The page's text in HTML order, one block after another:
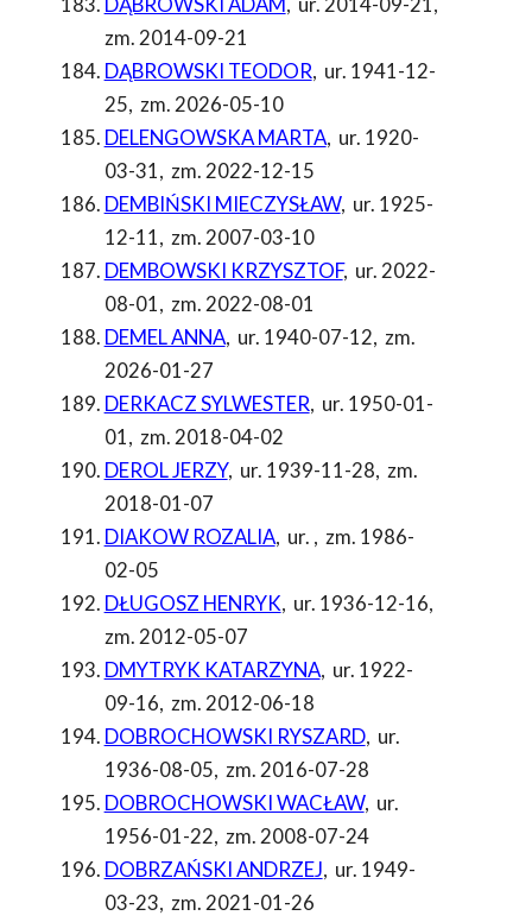
zm. 2014-09-21
DĄBROWSKI TEODOR, ur. 1941-12-
25, zm. 2026-05-10
DELENGOWSKA MARTA, ur. 1920-
03-31, zm. 2022-12-15
DEMBIŃSKI MIECZYSŁAW, ur. 1925-
12-11, zm. 2007-03-10
DEMBOWSKI KRZYSZTOF, ur. 2022-
08-01, zm. 2022-08-01
DEMEL ANNA, ur. 1940-07-12, zm.
2026-01-27
DERKACZ SYLWESTER, ur. 1950-01-
01, zm. 2018-04-02
DEROL JERZY, ur. 1939-11-28, zm.
2018-01-07
DIAKOW ROZALIA, ur. , zm. 1986-
02-05
DŁUGOSZ HENRYK, ur. 1936-12-16,
zm. 2012-05-07
DMYTRYK KATARZYNA, ur. 1922-
09-16, zm. 2012-06-18
DOBROCHOWSKI RYSZARD, ur.
1936-08-05, zm. 2016-07-28
DOBROCHOWSKI WACŁAW, ur.
1956-01-22, zm. 2008-07-24
DOBRZAŃSKI ANDRZEJ, ur. 1949-
03-23, zm. 2021-01-26